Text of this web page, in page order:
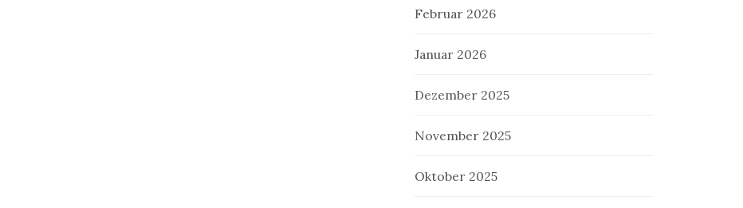
Februar 2026
Januar 2026
Dezember 2025
November 2025
Oktober 2025